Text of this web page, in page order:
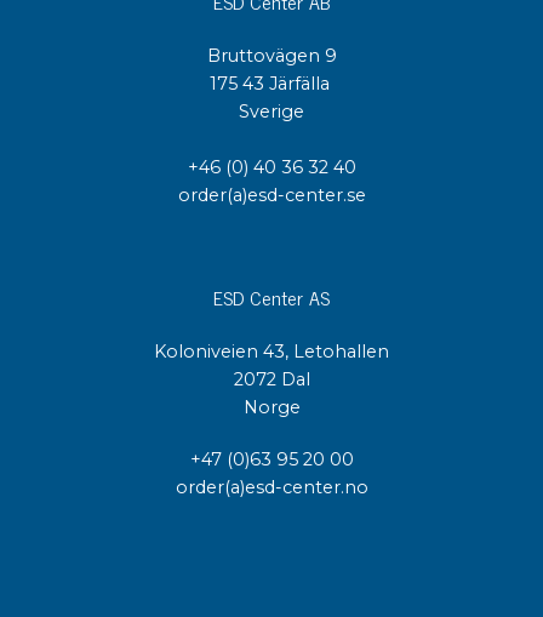
Bruttovägen 9
175 43 Järfälla
Sverige
+46 (0) 40 36 32 40
order(a)esd-center.se
ESD Center AS
Koloniveien 43, Letohallen
2072 Dal
Norge
+47 (0)63 95 20 00
order(a)esd-center.no